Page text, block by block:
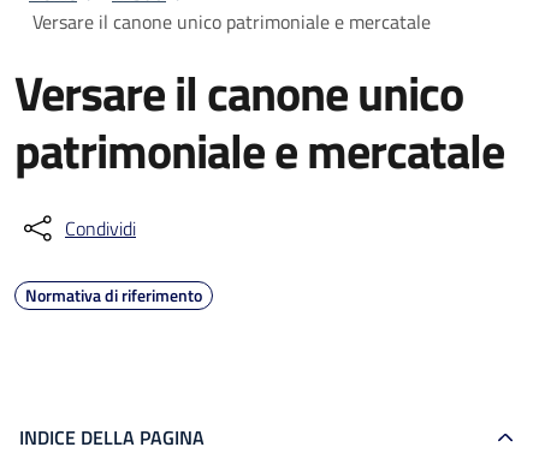
Versare il canone unico patrimoniale e mercatale
Versare il canone unico
patrimoniale e mercatale
Condividi
Normativa di riferimento
INDICE DELLA PAGINA